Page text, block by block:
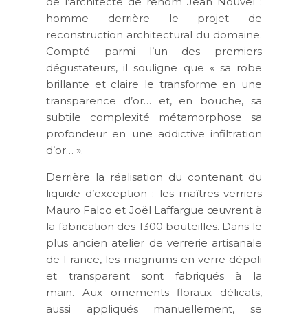
homme derrière le projet de
reconstruction architectural du domaine.
Compté parmi l’un des premiers
dégustateurs, il souligne que « sa robe
brillante et claire le transforme en une
transparence d’or… et, en bouche, sa
subtile complexité métamorphose sa
profondeur en une addictive infiltration
d’or… ».
Derrière la réalisation du contenant du
liquide d’exception : les maîtres verriers
Mauro Falco et Joël Laffargue œuvrent à
la fabrication des 1300 bouteilles. Dans le
plus ancien atelier de verrerie artisanale
de France, les magnums en verre dépoli
et transparent sont fabriqués à la
main. Aux ornements floraux délicats,
aussi appliqués manuellement, se